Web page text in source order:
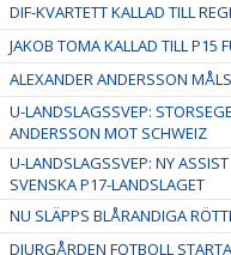
DIF-KVARTETT KALLAD TILL
JAKOB TOMA KALLAD TILL P15
ALEXANDER ANDERSSON
U-LANDSLAGSSVEP:
ANDERSSON MOT SCHWEIZ
U-LANDSLAGSSVEP: NY
SVENSKA P17-LANDSLAGET
NU SLÄPPS BLÅRANDIGA
DJURGÅRDEN FOTBOLL